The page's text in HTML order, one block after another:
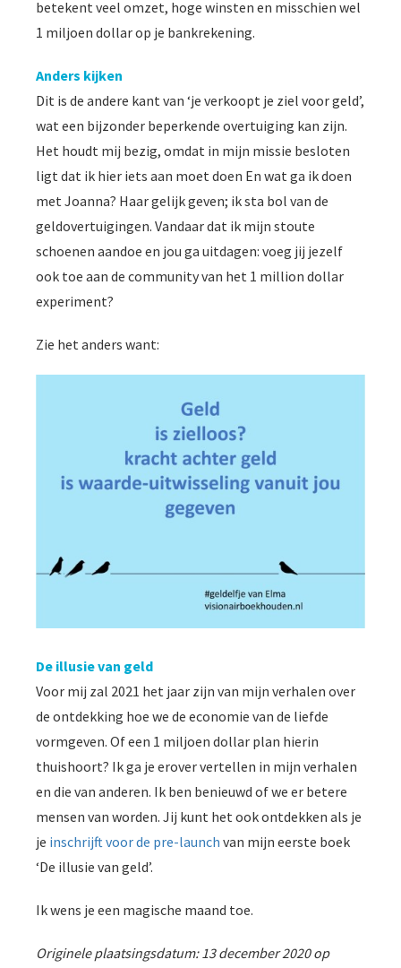
betekent veel omzet, hoge winsten en misschien wel
1 miljoen dollar op je bankrekening.
Anders kijken
Dit is de andere kant van ‘je verkoopt je ziel voor geld’,
wat een bijzonder beperkende overtuiging kan zijn.
Het houdt mij bezig, omdat in mijn missie besloten
ligt dat ik hier iets aan moet doen En wat ga ik doen
met Joanna? Haar gelijk geven; ik sta bol van de
geldovertuigingen. Vandaar dat ik mijn stoute
schoenen aandoe en jou ga uitdagen: voeg jij jezelf
ook toe aan de community van het 1 million dollar
experiment?
Zie het anders want:
De illusie van geld
Voor mij zal 2021 het jaar zijn van mijn verhalen over
de ontdekking hoe we de economie van de liefde
vormgeven. Of een 1 miljoen dollar plan hierin
thuishoort? Ik ga je erover vertellen in mijn verhalen
en die van anderen. Ik ben benieuwd of we er betere
mensen van worden. Jij kunt het ook ontdekken als je
je inschrijft voor de pre-launch van mijn eerste boek
‘De illusie van geld’.
Ik wens je een magische maand toe.
Originele plaatsingsdatum: 13 december 2020 op